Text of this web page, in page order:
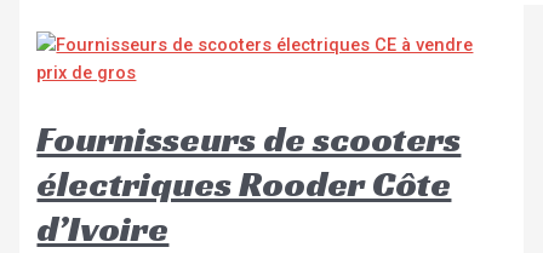
Fournisseurs de scooters
électriques Rooder Côte
d’Ivoire